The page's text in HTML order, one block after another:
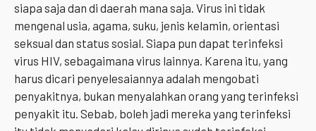
siapa saja dan di daerah mana saja. Virus ini tidak
mengenal usia, agama, suku, jenis kelamin, orientasi
seksual dan status sosial. Siapa pun dapat terinfeksi
virus HIV, sebagaimana virus lainnya. Karena itu, yang
harus dicari penyelesaiannya adalah mengobati
penyakitnya, bukan menyalahkan orang yang terinfeksi
penyakit itu. Sebab, boleh jadi mereka yang terinfeksi